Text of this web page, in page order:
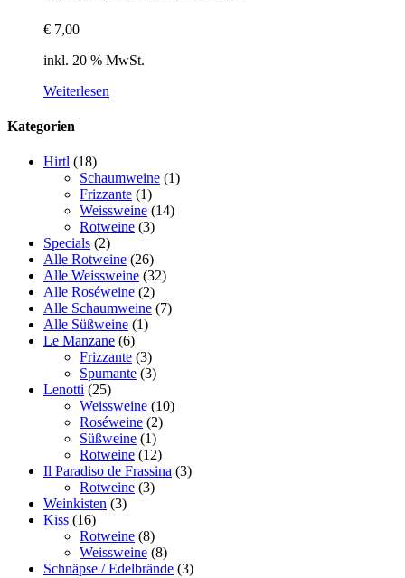
€ 7,00
inkl. 20 % MwSt.
Weiterlesen
Kategorien
Hirtl (18)
Schaumweine (1)
Frizzante (1)
Weissweine (14)
Rotweine (3)
Specials (2)
Alle Rotweine (26)
Alle Weissweine (32)
Alle Roséweine (2)
Alle Schaumweine (7)
Alle Süßweine (1)
Le Manzane (6)
Frizzante (3)
Spumante (3)
Lenotti (25)
Weissweine (10)
Roséweine (2)
Süßweine (1)
Rotweine (12)
Il Paradiso de Frassina (3)
Rotweine (3)
Weinkisten (3)
Kiss (16)
Rotweine (8)
Weissweine (8)
Schnäpse / Edelbrände (3)